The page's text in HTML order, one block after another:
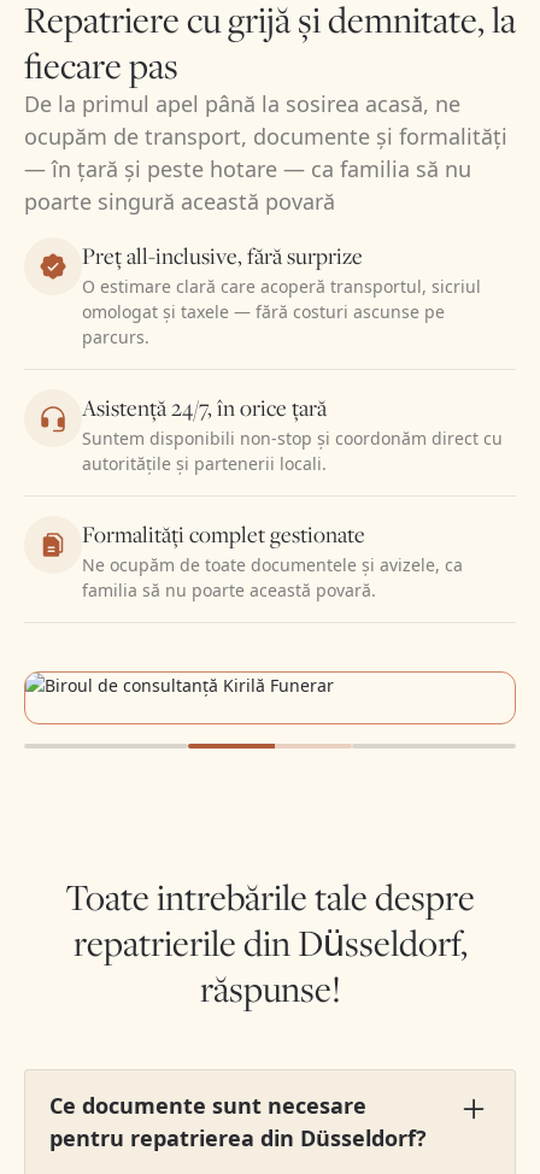
Repatriere cu grijă și demnitate, la
fiecare pas
De la primul apel până la sosirea acasă, ne
ocupăm de transport, documente și formalități
— în țară și peste hotare — ca familia să nu
poarte singură această povară
Preț all-inclusive, fără surprize
O estimare clară care acoperă transportul, sicriul
omologat și taxele — fără costuri ascunse pe
parcurs.
Asistență 24/7, în orice țară
Suntem disponibili non-stop și coordonăm direct cu
autoritățile și partenerii locali.
Formalități complet gestionate
Ne ocupăm de toate documentele și avizele, ca
familia să nu poarte această povară.
Toate intrebările tale despre
repatrierile din Düsseldorf,
răspunse!
Ce documente sunt necesare
pentru repatrierea din Düsseldorf?